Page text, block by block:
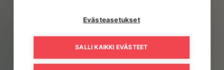
Evästeasetukset
SALLI KAIKKI EVÄSTEET